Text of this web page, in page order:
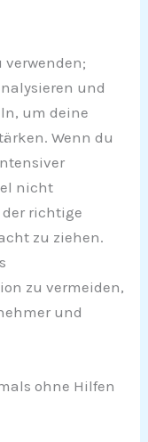
verwenden;
und
um deine
Wenn du
nicht
richtige
zu ziehen.
zu vermeiden,
und
ohne Hilfen